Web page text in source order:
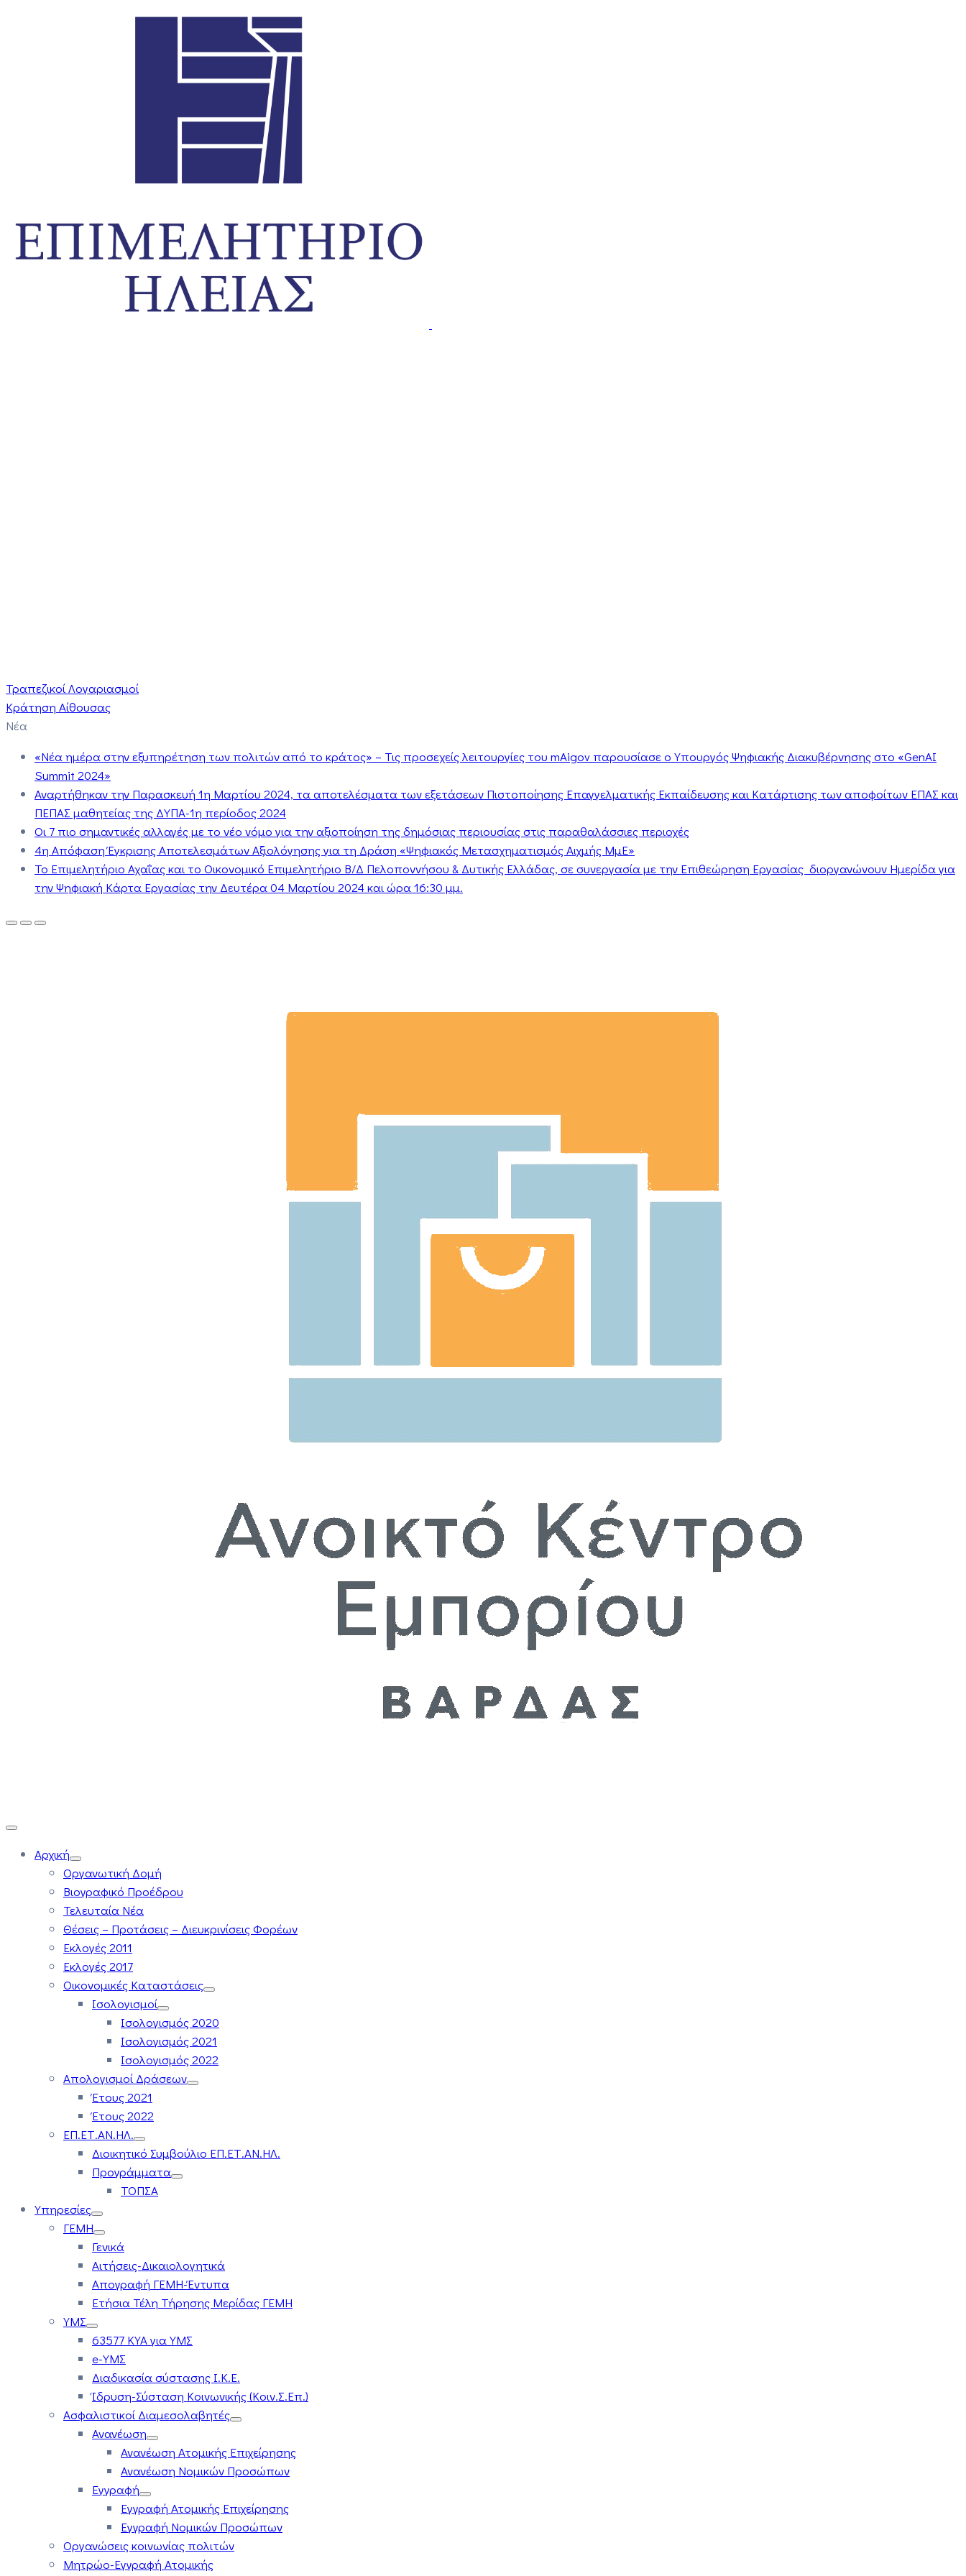
Τραπεζικοί Λογαριασμοί
Κράτηση Αίθουσας
Νέα
«Νέα ημέρα στην εξυπηρέτηση των πολιτών από το κράτος» – Τις προσεχείς λειτουργίες του mAigov παρουσίασε ο Υπουργός Ψηφιακής Διακυβέρνησης στο «GenAI
Summit 2024»
Αναρτήθηκαν την Παρασκευή 1η Μαρτίου 2024, τα αποτελέσματα των εξετάσεων Πιστοποίησης Επαγγελματικής Εκπαίδευσης και Κατάρτισης των αποφοίτων ΕΠΑΣ και
ΠΕΠΑΣ μαθητείας της ΔΥΠΑ-1η περίοδος 2024
Οι 7 πιο σημαντικές αλλαγές με το νέο νόμο για την αξιοποίηση της δημόσιας περιουσίας στις παραθαλάσσιες περιοχές
4η Απόφαση Έγκρισης Αποτελεσμάτων Αξιολόγησης για τη Δράση «Ψηφιακός Μετασχηματισμός Αιχμής ΜμΕ»
Το Επιμελητήριο Αχαΐας και το Οικονομικό Επιμελητήριο Β/Δ Πελοποννήσου & Δυτικής Ελλάδας, σε συνεργασία με την Επιθεώρηση Εργασίας διοργανώνουν Ημερίδα για
την Ψηφιακή Κάρτα Εργασίας την Δευτέρα 04 Μαρτίου 2024 και ώρα 16:30 μμ.
Αρχική
Οργανωτική Δομή
Βιογραφικό Προέδρου
Τελευταία Νέα
Θέσεις – Προτάσεις – Διευκρινίσεις Φορέων
Εκλογές 2011
Εκλογές 2017
Οικονομικές Καταστάσεις
Ισολογισμοί
Ισολογισμός 2020
Ισολογισμός 2021
Ισολογισμός 2022
Απολογισμοί Δράσεων
Έτους 2021
Έτους 2022
ΕΠ.ΕΤ.ΑΝ.ΗΛ.
Διοικητικό Συμβούλιο ΕΠ.ΕΤ.ΑΝ.ΗΛ.
Προγράμματα
ΤΟΠΣΑ
Υπηρεσίες
ΓΕΜΗ
Γενικά
Αιτήσεις-Δικαιολογητικά
Απογραφή ΓΕΜΗ-Έντυπα
Ετήσια Τέλη Τήρησης Μερίδας ΓΕΜΗ
ΥΜΣ
63577 ΚΥΑ για ΥΜΣ
e-ΥΜΣ
Διαδικασία σύστασης Ι.Κ.Ε.
Ίδρυση-Σύσταση Κοινωνικής (Κοιν.Σ.Επ.)
Ασφαλιστικοί Διαμεσολαβητές
Ανανέωση
Ανανέωση Ατομικής Επιχείρησης
Ανανέωση Νομικών Προσώπων
Εγγραφή
Εγγραφή Ατομικής Επιχείρησης
Εγγραφή Νομικών Προσώπων
Οργανώσεις κοινωνίας πολιτών
Μητρώο-Εγγραφή Ατομικής